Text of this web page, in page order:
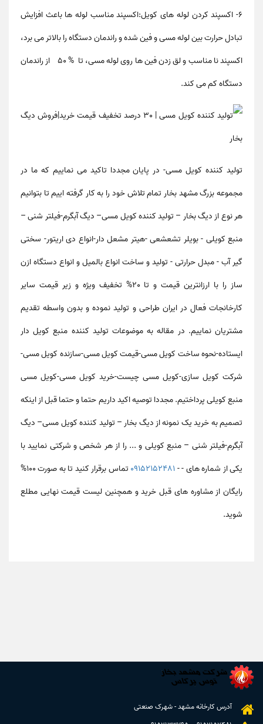
۶- اکسپند کردن لوله های کویل:اکسپند مناسب لوله ها باعث افزایش
تبادل حرارت بین لوله مسی و فین شده و راندمان دستگاه را بالاتر می برد،
اکسپند نا مناسب و لق زدن فین ها روی لوله مسی، تا % ۵۰ از راندمان
دستگاه کم می کند.
تولید کننده کویل مسی- در پایان مجددا تاکید می نماییم که ما در
مجموعه بزرگ مشهد بخار تمام تلاش خود را به کار گرفته اییم تا بتوانیم
هر نوع از دیگ بخار – تولید کننده کویل مسی– دیگ آبگرم-فیلتر شنی –
منبع کویلی - بویلر تشعشعی -هیتر مشعل دار-انواع دی اریتور- سختی
گیر آب - مبدل حرارتی - تولید و ساخت انواع بالمیل و انواع دستگاه ازن
ساز را با ارزانترین قیمت و تا 20% تخفیف ویژه و زیر قیمت سایر
کارخانجات فعال در ایران طراحی و تولید نموده و بدون واسطه تقدیم
مشتریان نماییم. در مقاله به موضوعات تولید کننده منبع کویل دار
ایستاده-نحوه ساخت کویل مسی-قیمت کویل مسی-سازنده کویل مسی-
شرکت کویل سازی-کویل مسی چیست-خرید کویل مسی-کویل مسی
منبع کویلیپرداختیم. مجددا توصیه اکید داریم حتما و حتما قبل از اینکه
تصمیم به خرید یک نمونه از دیگ بخار – تولید کننده کویل مسی– دیگ
آبگرم-فیلتر شنی – منبع کویلی و ... را از هر شخص و شرکتی نمایید با
یکی از شماره های - -09152152481
تماس برقرار کنید تا به صورت 100%
رایگان از مشاوره های قبل خرید و همچنین لیست قیمت نهایی مطلع
شوید.
آدرس کارخانه مشهد - شهرک صنعتی